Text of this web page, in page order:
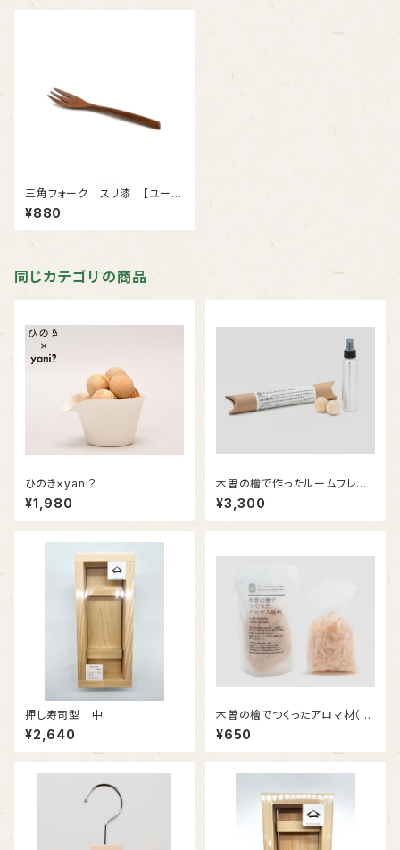
三角フォーク スリ漆 【ユーカ
リ】
¥880
同じカテゴリの商品
ひのき×yani？
¥1,980
木曽の檜で作ったルームフレグ
ランスとアロマボール
¥3,300
押し寿司型 中
¥2,640
木曽の檜でつくったアロマ材（入
浴剤）
¥650